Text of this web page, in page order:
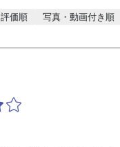
評価順 写真・動画付き順